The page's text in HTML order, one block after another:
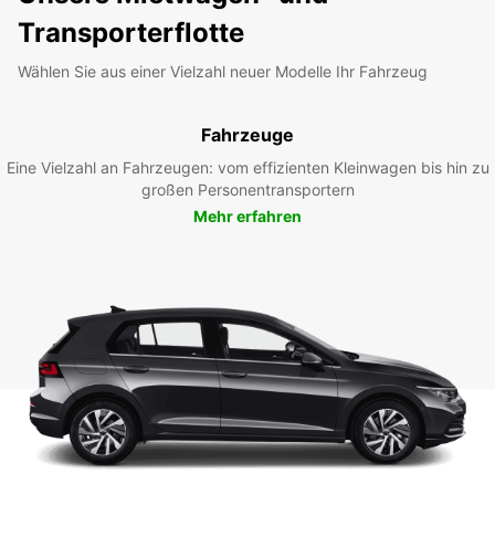
Transporterflotte
Wählen Sie aus einer Vielzahl neuer Modelle Ihr Fahrzeug
Fahrzeuge
Eine Vielzahl an Fahrzeugen: vom effizienten Kleinwagen bis hin zu
großen Personentransportern
Mehr erfahren